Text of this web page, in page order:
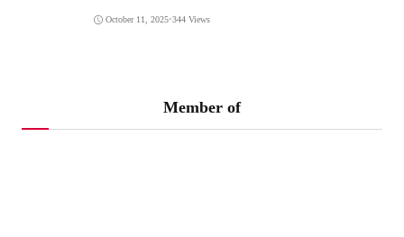
October 11, 2025•344 Views
Member of